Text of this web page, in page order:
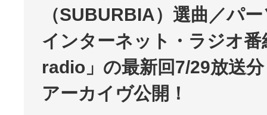
（SUBURBIA）選曲／パ
インターネット・ラジオ
radio」の最新回7/29放送
アーカイヴ公開！